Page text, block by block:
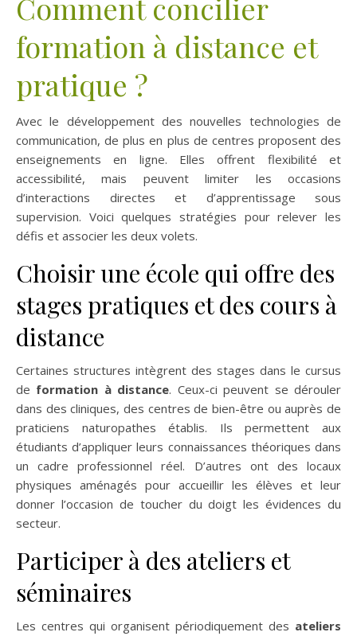
Comment concilier
formation à distance et
pratique ?
Avec le développement des nouvelles technologies de
communication, de plus en plus de centres proposent des
enseignements en ligne. Elles offrent flexibilité et
accessibilité, mais peuvent limiter les occasions
d’interactions directes et d’apprentissage sous
supervision. Voici quelques stratégies pour relever les
défis et associer les deux volets.
Choisir une école qui offre des
stages pratiques et des cours à
distance
Certaines structures intègrent des stages dans le cursus
de formation à distance. Ceux-ci peuvent se dérouler
dans des cliniques, des centres de bien-être ou auprès de
praticiens naturopathes établis. Ils permettent aux
étudiants d’appliquer leurs connaissances théoriques dans
un cadre professionnel réel. D’autres ont des locaux
physiques aménagés pour accueillir les élèves et leur
donner l’occasion de toucher du doigt les évidences du
secteur.
Participer à des ateliers et
séminaires
Les centres qui organisent périodiquement des ateliers